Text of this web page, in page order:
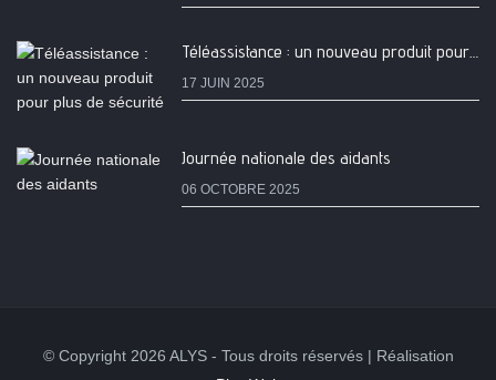
Téléassistance : un nouveau produit pour plus de sécurité
17 JUIN 2025
Journée nationale des aidants
06 OCTOBRE 2025
© Copyright 2026 ALYS - Tous droits réservés | Réalisation